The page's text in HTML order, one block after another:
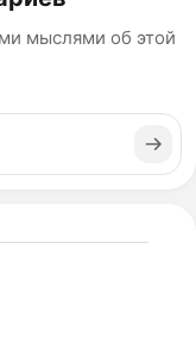
мыслями об этой